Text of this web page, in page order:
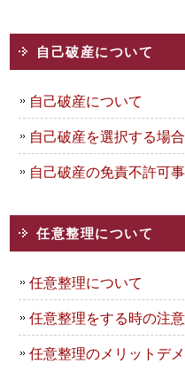
自己破産について
自己破産について
自己破産を選択する場
自己破産の免責不許可
任意整理について
任意整理について
任意整理をする時の注
任意整理のメリットデ